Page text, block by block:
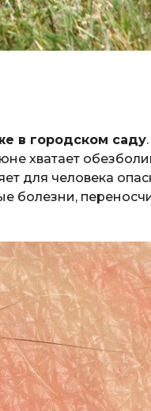
в городском саду
хватает
для человека
болезни,